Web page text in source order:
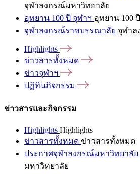
จุฬาลงกรณ์มหาวิทยาลัย
อุทยาน 100 ปี จุฬาฯ อุทยาน 100
จุฬาลงกรณ์ราชบรรณาลัย จุฬา
Highlights
ข่าวสารทั้งหมด
ข่าวจุฬาฯ
ปฏิทินกิจกรรม
ข่าวสารและกิจกรรม
Highlights Highlights
ข่าวสารทั้งหมด ข่าวสารทั้งหมด
ประกาศจุฬาลงกรณ์มหาวิทยาลัย
มหาวิทยาลัย